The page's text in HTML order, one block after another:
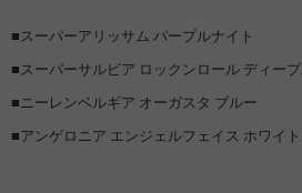
■スーパーアリッサム パープルナイト
■スーパーサルビア ロックンロール ディー
■ニーレンベルギア オーガスタ ブルー
■アンゲロニア エンジェルフェイス ホワイト